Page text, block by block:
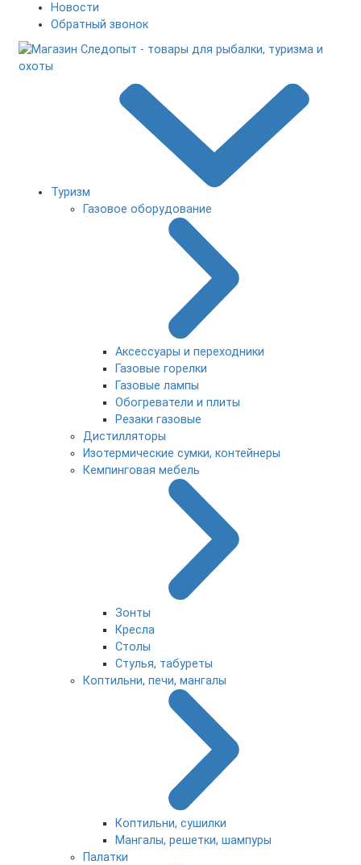
Новости
Обратный звонок
Туризм
Газовое оборудование
Аксессуары и переходники
Газовые горелки
Газовые лампы
Обогреватели и плиты
Резаки газовые
Дистилляторы
Изотермические сумки, контейнеры
Кемпинговая мебель
Зонты
Кресла
Столы
Стулья, табуреты
Коптильни, печи, мангалы
Коптильни, сушилки
Мангалы, решетки, шампуры
Палатки